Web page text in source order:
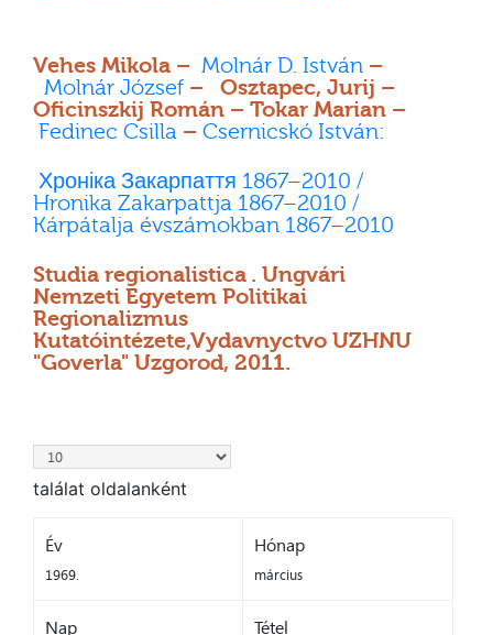
Vehes Mikola – Molnár D. István –
Molnár József – Osztapec, Jurij –
Oficinszkij Román – Tokar Marian –
Fedinec Csilla – Csernicskó István:
Хроніка Закарпаття 1867–2010 /
Hronika Zakarpattja 1867–2010 /
Kárpátalja évszámokban 1867–2010
Studia regionalistica . Ungvári
Nemzeti Egyetem Politikai
Regionalizmus
Kutatóintézete,Vydavnyctvo UZHNU
"Goverla" Uzgorod, 2011.
találat oldalanként
Év
1969.
Hónap
március
Nap Tétel